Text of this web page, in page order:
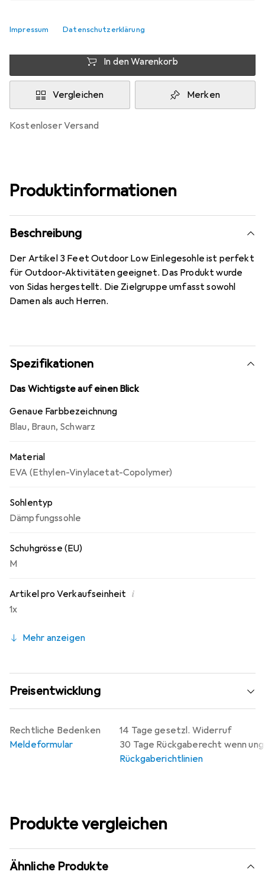
Impressum Datenschutzerklärung
Bergzeit DE
In den Warenkorb
Vergleichen Merken
kostenloser Versand
Produktinformationen
Beschreibung
Der Artikel 3 Feet Outdoor Low Einlegesohle ist perfekt
für Outdoor-Aktivitäten geeignet. Das Produkt wurde
von Sidas hergestellt. Die Zielgruppe umfasst sowohl
Damen als auch Herren.
Spezifikationen
Das Wichtigste auf einen Blick
Genaue Farbbezeichnung
Blau, Braun, Schwarz
Material
EVA (Ethylen-Vinylacetat-Copolymer)
Sohlentyp
Dämpfungssohle
Schuhgrösse (EU)
M
Artikel pro Verkaufseinheit i
1x
Mehr anzeigen
Preisentwicklung
14 Tage gesetzl. Widerruf
30 Tage Rückgaberecht wenn
Rückgaberichtlinien
Rechtliche Bedenken
Meldeformular
Produkte vergleichen
Ähnliche Produkte